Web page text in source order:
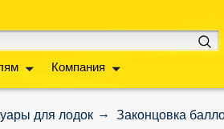
Компания
для лодок Законцовка